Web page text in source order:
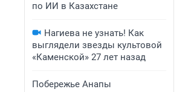
по ИИ в Казахстане
Нагиева не узнать! Как
выглядели звезды культовой
«Каменской» 27 лет назад
Побережье Анапы